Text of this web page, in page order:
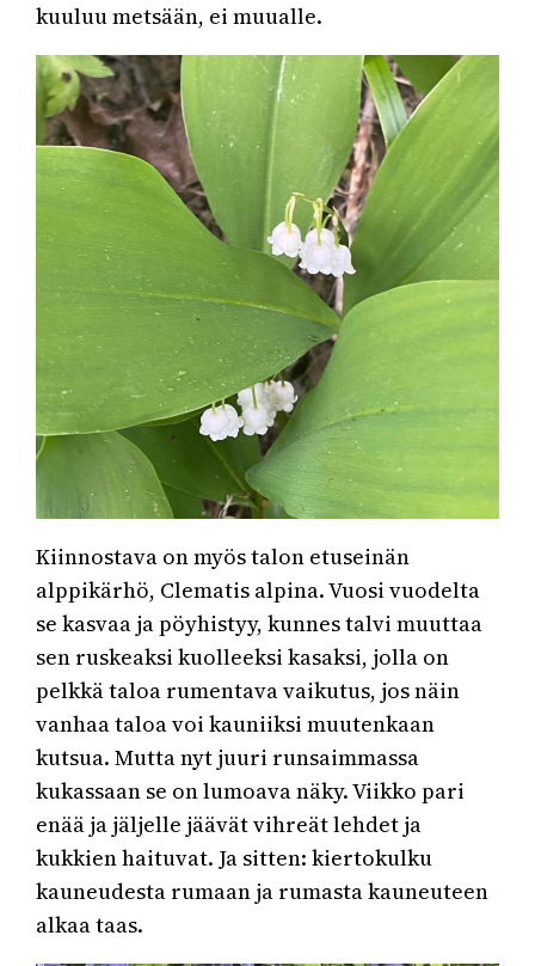
kuuluu metsään, ei muualle.
Kiinnostava on myös talon etuseinän
alppikärhö, Clematis alpina. Vuosi vuodelta
se kasvaa ja pöyhistyy, kunnes talvi muuttaa
sen ruskeaksi kuolleeksi kasaksi, jolla on
pelkkä taloa rumentava vaikutus, jos näin
vanhaa taloa voi kauniiksi muutenkaan
kutsua. Mutta nyt juuri runsaimmassa
kukassaan se on lumoava näky. Viikko pari
enää ja jäljelle jäävät vihreät lehdet ja
kukkien haituvat. Ja sitten: kiertokulku
kauneudesta rumaan ja rumasta kauneuteen
alkaa taas.